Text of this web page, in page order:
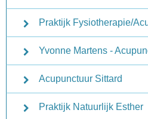
Praktijk Fysiotherapie/
Yvonne Martens -
Acupunctuur Sittard
Praktijk Natuurlijk Esther